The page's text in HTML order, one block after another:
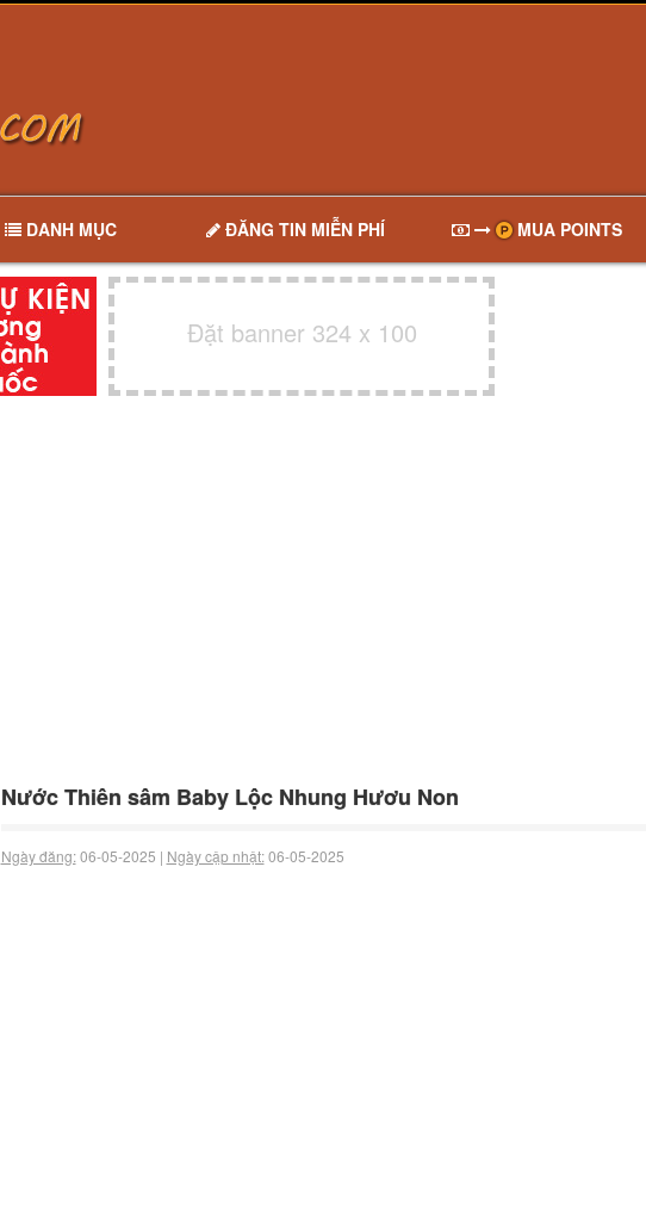
DANH MỤC ĐĂNG TIN MIỄN PHÍ MUA POINTS
Đặt banner 324 x 100
Nước Thiên sâm Baby Lộc Nhung Hươu Non
Ngày đăng:06-05-2025 | Ngày cập nhật:06-05-2025